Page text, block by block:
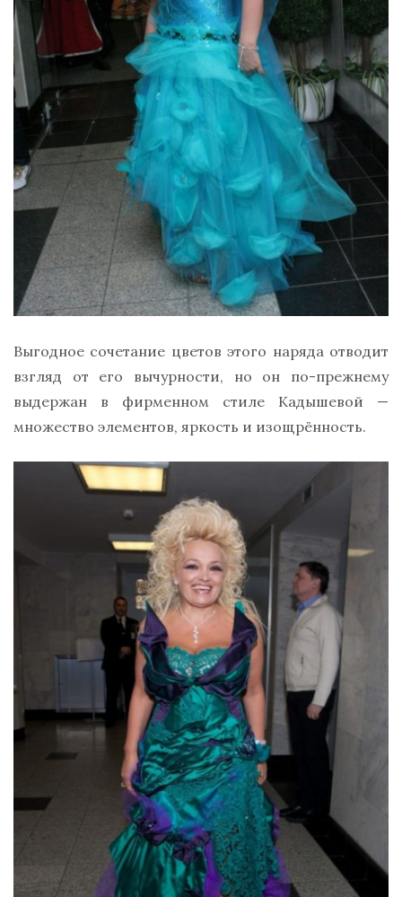
Выгодное сочетание цветов этого наряда отводит
взгляд от его вычурности, но он по-прежнему
выдержан в фирменном стиле Кадышевой —
множество элементов, яркость и изощрённость.